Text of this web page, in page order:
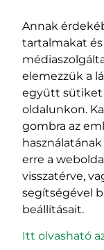
400029
Fürdő (Card.
tel/fax:
email:
Annak
tartalmakat
elemezzük a
együtt sütiket
oldalunkon.
gombra az
erre a
visszatérve,
segítségével
beállításait.
Itt olvasható